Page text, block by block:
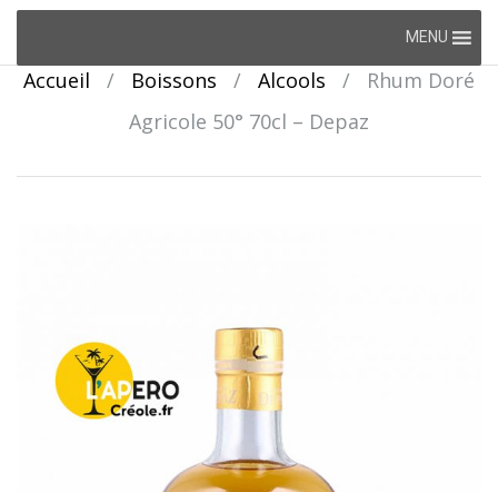
content
MENU
Accueil / Boissons / Alcools /
Rhum Doré
Agricole 50° 70cl – Depaz